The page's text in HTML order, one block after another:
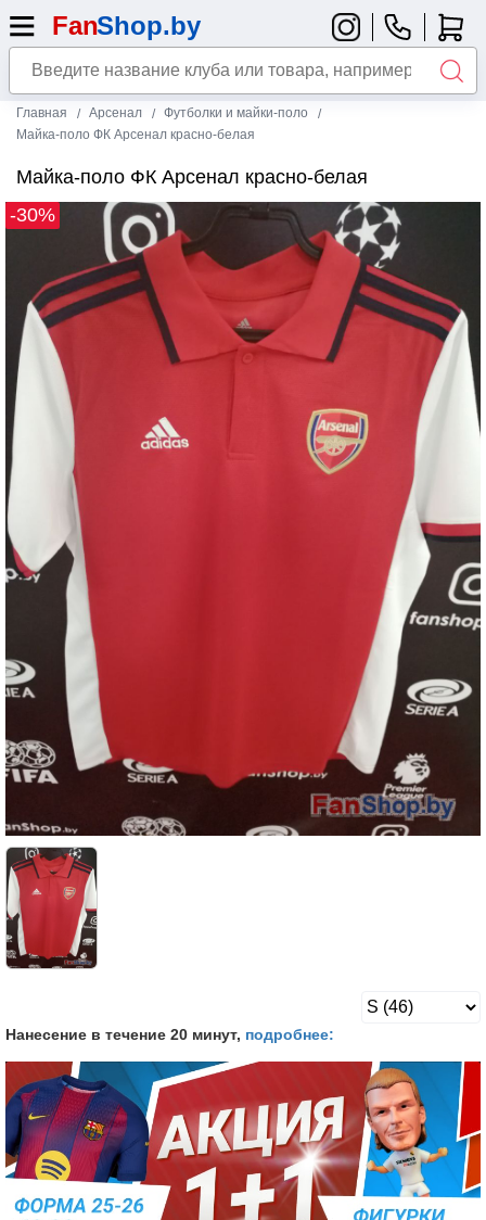
Главная Арсенал
Футболки и майки-поло
Майка-поло ФК Арсенал красно-белая
Майка-поло ФК Арсенал красно-белая
-30%
Нанесение в течение 20 минут, подробнее: